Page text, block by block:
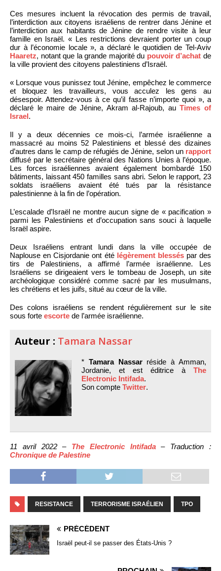
Ces mesures incluent la révocation des permis de travail,
l’interdiction aux citoyens israéliens de rentrer dans Jénine et
l’interdiction aux habitants de Jénine de rendre visite à leur
famille en Israël. « Les restrictions devraient porter un coup
dur à l’économie locale », a déclaré le quotidien de Tel-Aviv
Haaretz, notant que la grande majorité du pouvoir d’achat de
la ville provient des citoyens palestiniens d’Israël.
« Lorsque vous punissez tout Jénine, empêchez le commerce
et bloquez les travailleurs, vous acculez les gens au
désespoir. Attendez-vous à ce qu’il fasse n’importe quoi », a
déclaré le maire de Jénine, Akram al-Rajoub, auTimes of
Israel.
Il y a deux décennies ce mois-ci, l’armée israélienne a
massacré au moins 52 Palestiniens et blessé des dizaines
d’autres dans le camp de réfugiés de Jénine, selon un rapport
diffusé par le secrétaire général des Nations Unies à l’époque.
Les forces israéliennes avaient également bombardé 150
bâtiments, laissant 450 familles sans abri. Selon le rapport, 23
soldats israéliens avaient été tués par la résistance
palestinienne à la fin de l’opération.
L’escalade d’Israël ne montre aucun signe de « pacification »
parmi les Palestiniens et d’occupation sans souci à laquelle
Israël aspire.
Deux Israéliens entrant lundi dans la ville occupée de
Naplouse en Cisjordanie ont été légèrement blesséspar des
tirs de Palestiniens, a affirmé l’armée israélienne. Les
Israéliens se dirigeaient vers le tombeau de Joseph, un site
archéologique considéré comme sacré par les musulmans,
les chrétiens et les juifs, situé au cœur de la ville.
Des colons israéliens se rendent régulièrement sur le site
sous forte escorte de l’armée israélienne.
Auteur : Tamara Nassar
* Tamara Nassarréside à Amman,
Jordanie, et est éditrice à The
Electronic Intifada.
Son compte Twitter.
11 avril 2022 – The Electronic Intifada– Traduction :
Chronique de Palestine
RESISTANCE TERRORISME ISRAÉLIEN TPO
PRÉCÉDENT
Israël peut-il se passer des États-Unis ?